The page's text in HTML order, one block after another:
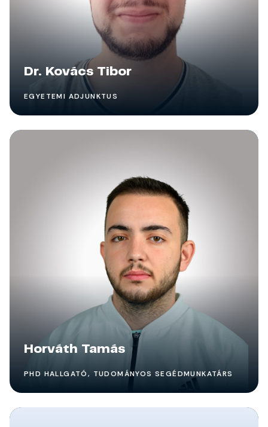
Dr. Kovács Tibor
EGYETEMI ADJUNKTUS
Horváth Tamás
PHD HALLGATÓ, TUDOMÁNYOS SEGÉDMUNKATÁRS